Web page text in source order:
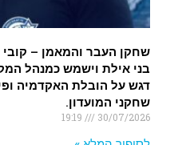
שחקן העבר והמאמן –
בני אילת וישמש כמנהל
דגש על הובלת האקדמיה
שחקני המועדון.
30/07/2026